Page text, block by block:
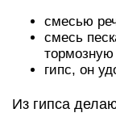
смесью
смесь
тормозную
гипс, он
Из гипса